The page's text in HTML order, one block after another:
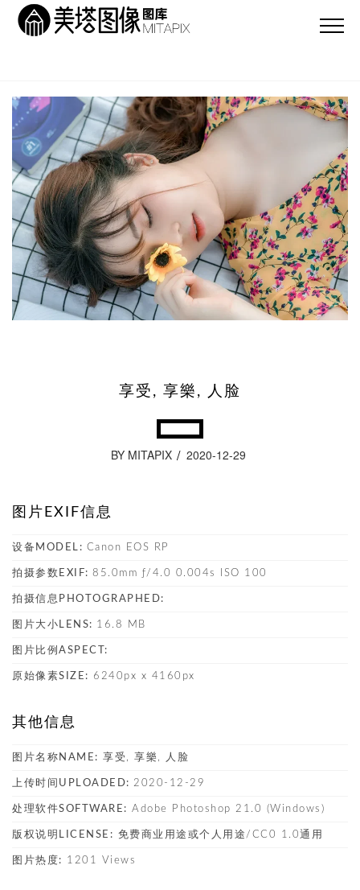
享受, 享樂, 人脸
BY MITAPIX 2020-12-29
图片EXIF信息
设备MODEL: Canon EOS RP
拍摄参数EXIF: 85.0mm ƒ/4.0 0.004s ISO 100
拍摄信息PHOTOGRAPHED:
图片大小LENS: 16.8 MB
图片比例ASPECT:
原始像素SIZE: 6240px x 4160px
其他信息
图片名称NAME: 享受, 享樂, 人脸
上传时间UPLOADED: 2020-12-29
处理软件SOFTWARE: Adobe Photoshop 21.0 (Windows)
版权说明LICENSE: 免费商业用途或个人用途/CC0 1.0通用
图片热度: 1201 Views